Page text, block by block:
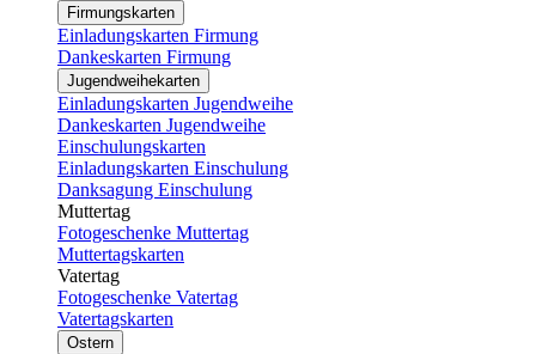
Firmungskarten
Einladungskarten Firmung
Dankeskarten Firmung
Jugendweihekarten
Einladungskarten Jugendweihe
Dankeskarten Jugendweihe
Einschulungskarten
Einladungskarten Einschulung
Danksagung Einschulung
Muttertag
Fotogeschenke Muttertag
Muttertagskarten
Vatertag
Fotogeschenke Vatertag
Vatertagskarten
Ostern